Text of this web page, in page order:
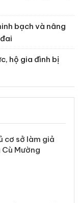
bạch và nâng
hộ gia đình bị
cơ sở làm giả
Mường